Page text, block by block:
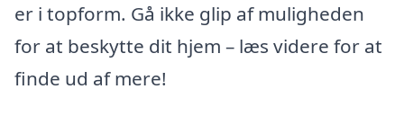
er i topform. Gå ikke glip af muligheden
for at beskytte dit hjem – læs videre for at
finde ud af mere!